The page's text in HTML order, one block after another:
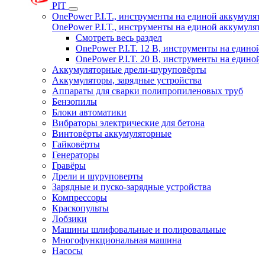
PIT
OnePower P.I.T., инструменты на единой
OnePower P.I.T., инструменты на единой
Смотреть весь раздел
OnePower P.I.T. 12 В, инструменты на
OnePower P.I.T. 20 В, инструменты на
Аккумуляторные дрели-шуруповёрты
Аккумуляторы, зарядные устройства
Аппараты для сварки полипропиленовых труб
Бензопилы
Блоки автоматики
Вибраторы электрические для бетона
Винтовёрты аккумуляторные
Гайковёрты
Генераторы
Гравёры
Дрели и шуруповерты
Зарядные и пуско-зарядные устройства
Компрессоры
Краскопульты
Лобзики
Машины шлифовальные и полировальные
Многофункциональная машина
Насосы